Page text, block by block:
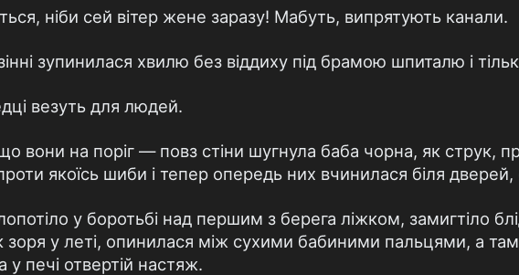
ніби сей вітер жене заразу! Мабуть, випрятують канали.
зупинилася хвилю без віддиху під брамою шпиталю і
везуть для людей.
вони на поріг — повз стіни шугнула баба чорна, як струк,
якоїсь шиби і тепер опередь них вчинилася біля
у боротьбі над першим з берега ліжком, замигтіло
зоря у леті, опинилася між сухими бабиними пальцями, а там
у печі отвертій настяж.